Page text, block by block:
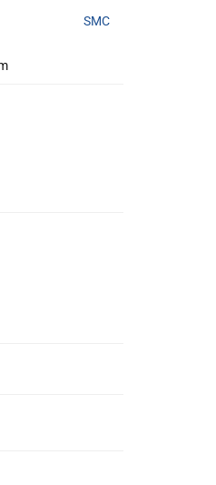
SMC